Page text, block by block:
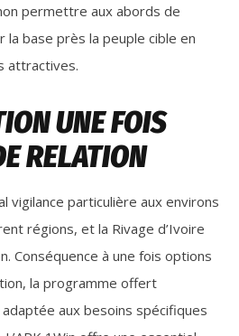
permettre aux abords de
base près la peuple cible en
attractives.
UNE FOIS
RELATION
vigilance particulière aux environs
régions, et la Rivage d’Ivoire
Conséquence à une fois options
la programme offert
aux besoins spécifiques